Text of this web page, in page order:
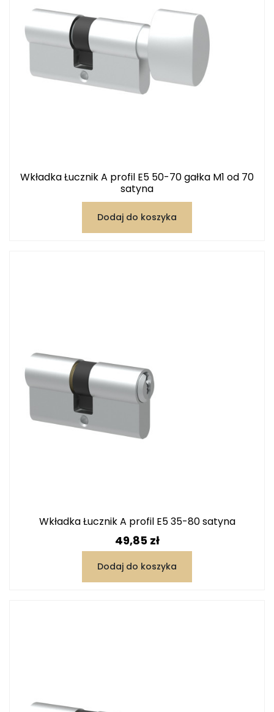
Wkładka Łucznik A profil E5 50-70 gałka M1 od 70
satyna
Dodaj do koszyka
Wkładka Łucznik A profil E5 35-80 satyna
Cena
49,85 zł
Dodaj do koszyka